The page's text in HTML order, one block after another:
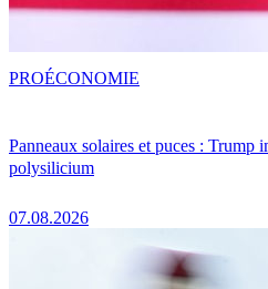
Panneaux solaires et puces : Trump
polysilicium
07.08.2026
PROÉCONOMIE